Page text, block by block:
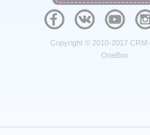
Copyright © 2010-2017
OneBox